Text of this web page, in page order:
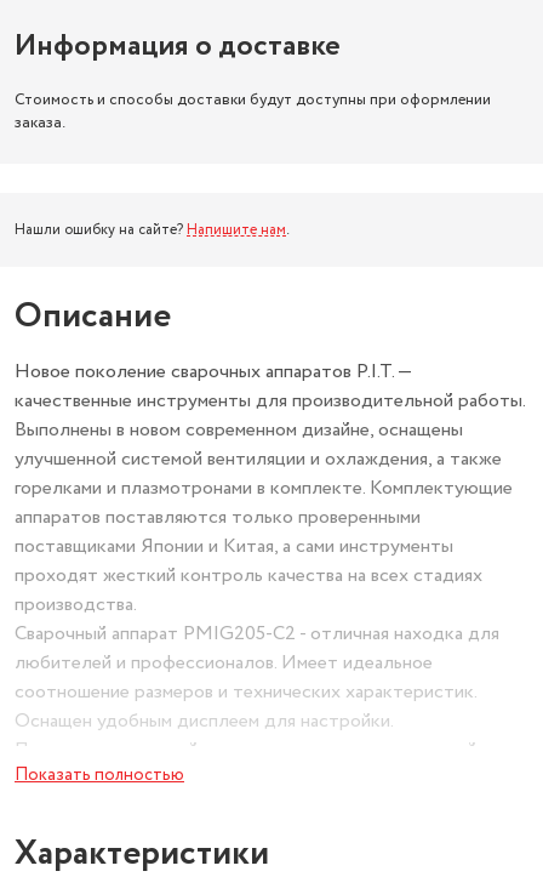
Информация о доставке
Стоимость и способы доставки будут доступны при оформлении
заказа.
Нашли ошибку на сайте? Напишите нам.
Описание
Новое поколение сварочных аппаратов P.I.T. —
качественные инструменты для производительной работы.
Выполнены в новом современном дизайне, оснащены
улучшенной системой вентиляции и охлаждения, а также
горелками и плазмотронами в комплекте. Комплектующие
аппаратов поставляются только проверенными
поставщиками Японии и Китая, а сами инструменты
проходят жесткий контроль качества на всех стадиях
производства.
Сварочный аппарат PMIG205-C2 - отличная находка для
любителей и профессионалов. Имеет идеальное
соотношение размеров и технических характеристик.
Оснащен удобным дисплеем для настройки.
Полуавтоматический режим сварки с автоматической
подачей проволоки обеспечивает простое управление
электродами.
Показать полностью
Характеристики